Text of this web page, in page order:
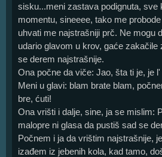
sisku...meni zastava podignuta, sve
momentu, sineeee, tako me
uhvati me najstrašniji prč. Ne mogu
udario glavom u krov, gaće
se derem najstrašnije.
Ona počne da viče: Jao, šta ti je, je
Meni u glavi: blam brate blam,
bre, ćuti!
Ona vrišti i dalje, sine, ja se mislim:
malopre ni glasa da pustiš sad se
Počnem i ja da vrištim najstrašnije,
izađem iz jebenih kola, kad tamo,